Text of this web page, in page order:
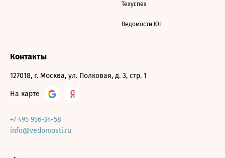
Техуспех
Ведомости Юг
Контакты
127018, г. Москва, ул. Полковая, д. 3, стр. 1
На карте
+7 495 956-34-58
info@vedomosti.ru